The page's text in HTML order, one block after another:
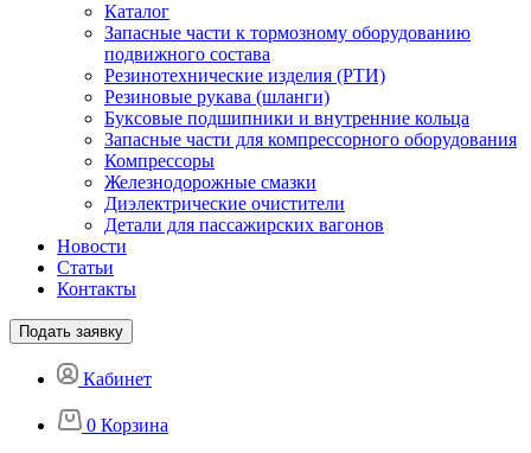
Каталог
Запасные части к тормозному оборудованию
подвижного состава
Резинотехнические изделия (РТИ)
Резиновые рукава (шланги)
Буксовые подшипники и внутренние кольца
Запасные части для компрессорного оборудования
Компрессоры
Железнодорожные смазки
Диэлектрические очистители
Детали для пассажирских вагонов
Новости
Статьи
Контакты
Подать заявку
Кабинет
0 Корзина